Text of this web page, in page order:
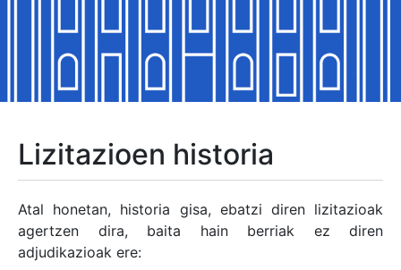
Erakutsi/Ezkutatu
Erakutsi/Ezkutatu
Erakutsi/Ezkutatu
Erakutsi/Ezkutatu
Lizitazioen historia
Atal honetan, historia gisa, ebatzi diren lizitazioak
agertzen dira, baita hain berriak ez diren
adjudikazioak ere: